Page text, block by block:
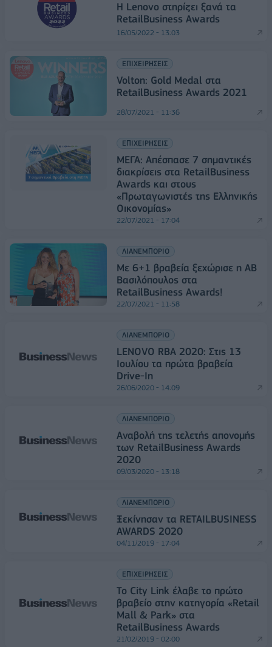
H Lenovo στηρίζει ξανά τα
RetailBusiness Awards
16/05/2022 - 13:03
ΕΠΙΧΕΙΡΗΣΕΙΣ
Volton: Gold Medal στα
RetailBusiness Awards 2021
28/07/2021 - 11:36
ΕΠΙΧΕΙΡΗΣΕΙΣ
ΜΕΓΑ: Απέσπασε 7 σημαντικές
διακρίσεις στα RetailBusiness
Awards και στoυς
«Πρωταγωνιστές της Ελληνικής
Οικονομίας»
22/07/2021 - 17:04
ΛΙΑΝΕΜΠΟΡΙΟ
Με 6+1 βραβεία ξεχώρισε η ΑΒ
Βασιλόπουλος στα
RetailBusiness Awards!
22/07/2021 - 11:58
ΛΙΑΝΕΜΠΟΡΙΟ
LENOVO RBA 2020: Στις 13
Ιουλίου τα πρώτα βραβεία
Drive-In
26/06/2020 - 14:09
ΛΙΑΝΕΜΠΟΡΙΟ
Αναβολή της τελετής απονομής
των RetailBusiness Awards
2020
09/03/2020 - 13:18
ΛΙΑΝΕΜΠΟΡΙΟ
Ξεκίνησαν τα RETAILBUSINESS
AWARDS 2020
04/11/2019 - 17:04
ΕΠΙΧΕΙΡΗΣΕΙΣ
Το City Link έλαβε τo πρώτο
βραβείο στην κατηγορία «Retail
Mall & Park» στα
RetailBusiness Awards
21/02/2019 - 02:00